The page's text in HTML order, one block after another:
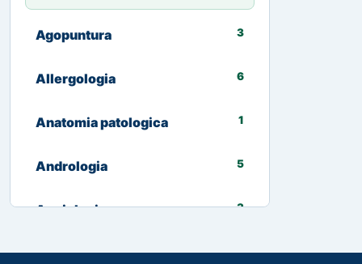
Agopuntura 3
Allergologia 6
Anatomia patologica 1
Andrologia 5
Angiologia 3
Biologo nutrizionista 13